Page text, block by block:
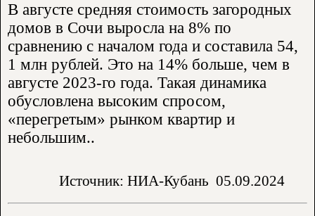
В августе средняя стоимость загородных
домов в Сочи выросла на 8% по
сравнению с началом года и составила 54,
1 млн рублей. Это на 14% больше, чем в
августе 2023-го года. Такая динамика
обусловлена высоким спросом,
«перегретым» рынком квартир и
небольшим..
Источник: НИА-Кубань 05.09.2024